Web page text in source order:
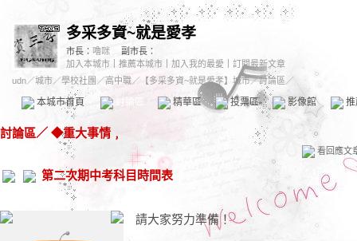
多采多資~就是愛孝
市長： 嚕咪
副市長：
加入本城市
推薦本城市 加入我的最愛
訂閱最新文章
udn／城市／學校社團 ／高中職／ 【多采多資~就是愛孝】城市／討論區／
本城市首頁 討論區 精華區 投票區 影像館
討論區／ ◆重大事情﹐
看回應文
第二次期中考科目時間表
請大家努力準備！